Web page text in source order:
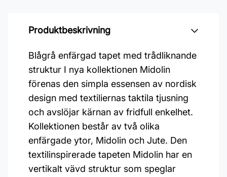
Produktbeskrivning
Blågrå enfärgad tapet med trådliknande
struktur I nya kollektionen Midolin
förenas den simpla essensen av nordisk
design med textiliernas taktila tjusning
och avslöjar kärnan av fridfull enkelhet.
Kollektionen består av två olika
enfärgade ytor, Midolin och Jute. Den
textilinspirerade tapeten Midolin har en
vertikalt vävd struktur som speglar